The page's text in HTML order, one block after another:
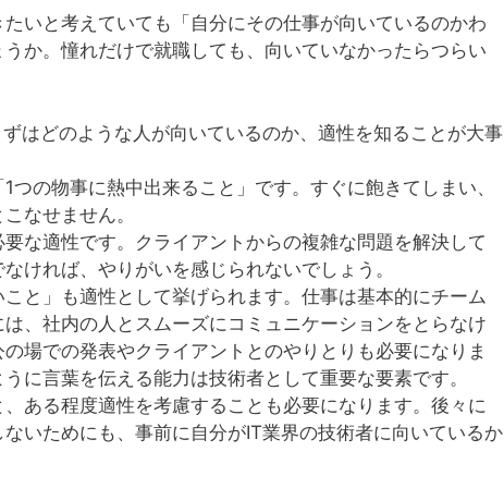
いと考えていても「自分にその仕事が向いているのかわ
か。憧れだけで就職しても、向いていなかったらつらい
はどのような人が向いているのか、適性を知ることが大事
つの物事に熱中出来ること」です。すぐに飽きてしまい、
なせません。
な適性です。クライアントからの複雑な問題を解決して
ければ、やりがいを感じられないでしょう。
と」も適性として挙げられます。仕事は基本的にチーム
、社内の人とスムーズにコミュニケーションをとらなけ
場での発表やクライアントとのやりとりも必要になりま
に言葉を伝える能力は技術者として重要な要素です。
ある程度適性を考慮することも必要になります。後々に
いためにも、事前に自分がIT業界の技術者に向いているか